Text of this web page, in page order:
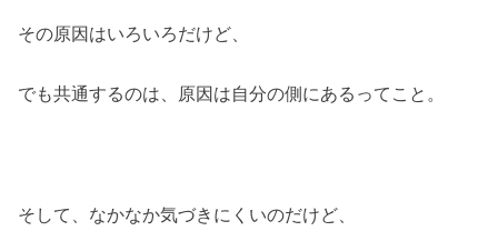
その原因はいろいろだけど、
でも共通するのは、原因は自分の側にあるってこと。
そして、なかなか気づきにくいのだけど、